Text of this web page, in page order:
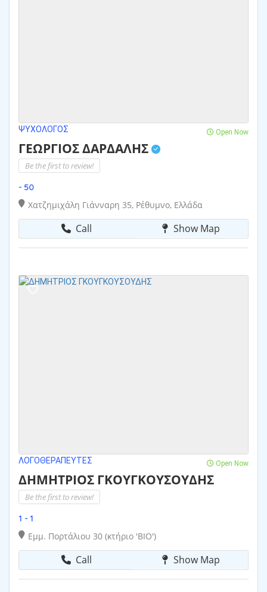
ΨΥΧΟΛΌΓΟΣ Open Now
ΓΕΩΡΓΙΟΣ ΔΑΡΔΑΛΗΣ
Be the first to review!
- 50
Χατζημιχάλη Γιάνναρη 35, Ρέθυμνο, Ελλάδα
Call Show Map
ΛΟΓΟΘΕΡΑΠΕΥΤΈΣ Open Now
ΔΗΜΗΤΡΙΟΣ ΓΚΟΥΓΚΟΥΣΟΥΔΗΣ
Be the first to review!
1 - 1
Εμμ. Πορτάλιου 30 (κτήριο 'BIO')
Call Show Map